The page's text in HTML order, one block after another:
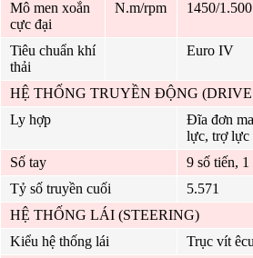
Mô men xoắn
cực đại
N.m/rpm 1450/1.500
Tiêu chuẩn khí
thải
Euro IV
HỆ THỐNG TRUYỀN ĐỘNG
Ly hợp
Đĩa đơn
lực, trợ lực
Số tay
9 số tiến, 1
Tỷ số truyền cuối
5.571
HỆ THỐNG LÁI (STEERING)
Kiểu hệ thống lái
Trục vít